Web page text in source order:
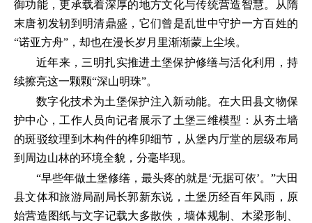
御功能，更承载着深厚的地方文化与传统营造智慧。从隋
末唐初发轫到明清鼎盛，它们曾是乱世中守护一方百姓的
“诺亚方舟”，却也在漫长岁月里渐渐蒙上尘埃。
近年来，三明扎实推进土堡保护修缮与活化利用，持
续擦亮这一颗颗“深山明珠”。
数字化技术为土堡保护注入新动能。在大田县文物保
护中心，工作人员向记者展示了土堡三维模型：从夯土墙
的斑驳纹理到木构件的榫卯细节，从堡内厅堂的层级布局
到周边山林的环境全貌，分毫毕现。
“早些年做土堡修缮，最头疼的就是‘无据可依’。”大田
县文体和旅游局副局长郭新东说，土堡历经百年风雨，原
始营造图纸与文字记载大多散佚，墙体规制、木梁形制、